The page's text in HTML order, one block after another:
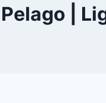
Pelago |